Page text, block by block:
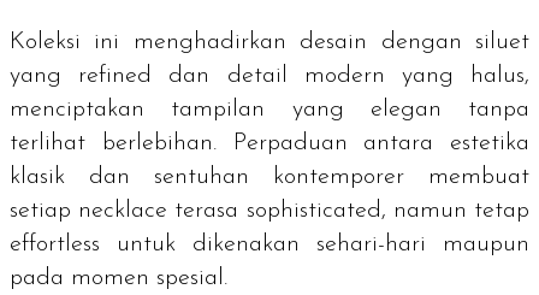
Koleksi ini menghadirkan desain dengan siluet
yang refined dan detail modern yang halus,
menciptakan tampilan yang elegan tanpa
terlihat berlebihan. Perpaduan antara estetika
klasik dan sentuhan kontemporer membuat
setiap necklace terasa sophisticated, namun tetap
effortless untuk dikenakan sehari-hari maupun
pada momen spesial.